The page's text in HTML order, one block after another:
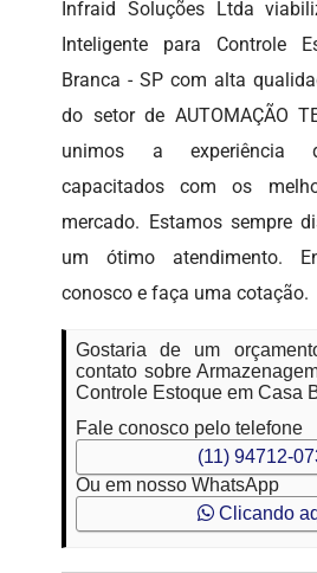
Infraid Soluções Ltda
Inteligente para Controle
Branca - SP com alta
do setor de AUTOMAÇÃO
unimos a experiência
capacitados com os
mercado. Estamos sempre
um ótimo atendimento.
conosco e faça uma cotação.
Gostaria de um
contato sobre
Controle Estoque em Casa
Fale conosco pelo telefone
(11) 94712-
Ou em nosso WhatsApp
Clicando